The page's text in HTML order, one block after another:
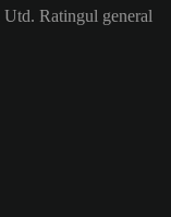
Ratingul general